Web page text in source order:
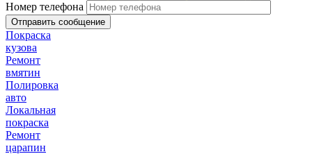
Номер телефона
Покраска
кузова
Ремонт
вмятин
Полировка
авто
Локальная
покраска
Ремонт
царапин